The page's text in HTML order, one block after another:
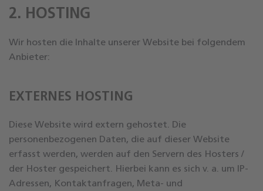
2. HOSTING
Wir hosten die Inhalte unserer Website bei folgendem
Anbieter:
EXTERNES HOSTING
Diese Website wird extern gehostet. Die
personenbezogenen Daten, die auf dieser Website
erfasst werden, werden auf den Servern des Hosters /
der Hoster gespeichert. Hierbei kann es sich v. a. um IP-
Adressen, Kontaktanfragen, Meta- und